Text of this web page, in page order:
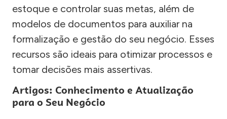
estoque e controlar suas metas, além de
modelos de documentos para auxiliar na
formalização e gestão do seu negócio. Esses
recursos são ideais para otimizar processos e
tomar decisões mais assertivas.
Artigos: Conhecimento e Atualização
para o Seu Negócio